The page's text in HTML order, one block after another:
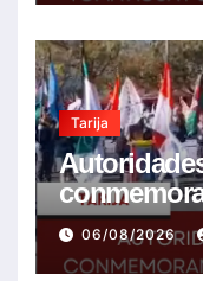
Tarija
Bolivia con
mejor
06/08/2026